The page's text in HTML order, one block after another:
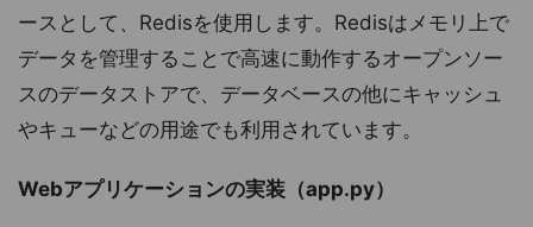
ースとして、Redisを使用します。Redisはメモリ上で
データを管理することで高速に動作するオープンソー
スのデータストアで、データベースの他にキャッシュ
やキューなどの用途でも利用されています。
Webアプリケーションの実装（app.py）